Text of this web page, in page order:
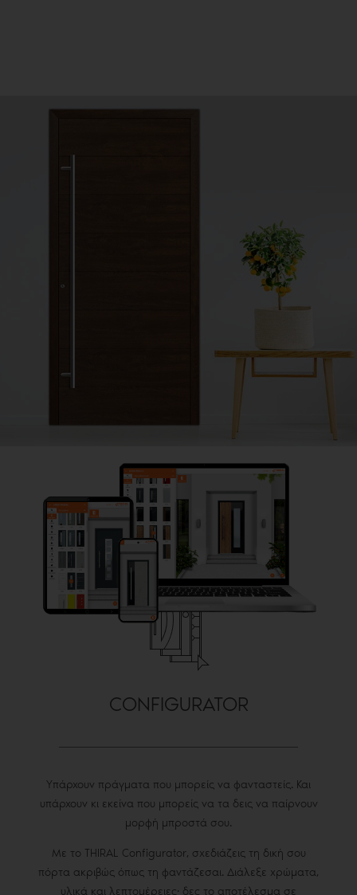
CONFIGURATOR
Υπάρχουν πράγματα που μπορείς να φανταστείς. Και
υπάρχουν κι εκείνα που μπορείς να τα δεις να παίρνουν
μορφή μπροστά σου.
Με το THIRAL Configurator, σχεδιάζεις τη δική σου
πόρτα ακριβώς όπως τη φαντάζεσαι. Διάλεξε χρώματα,
υλικά και λεπτομέρειες· δες το αποτέλεσμα σε